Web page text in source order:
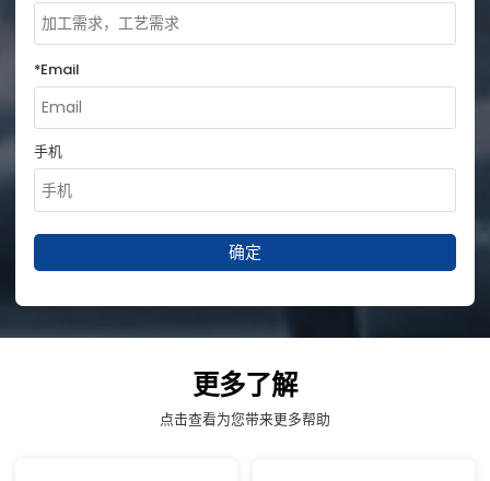
*Email
手机
确定
更多了解
点击查看为您带来更多帮助